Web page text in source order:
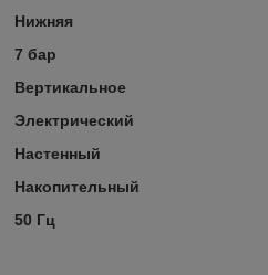
Нижняя
7 бар
Вертикальное
Электрический
Настенный
Накопительный
50 Гц